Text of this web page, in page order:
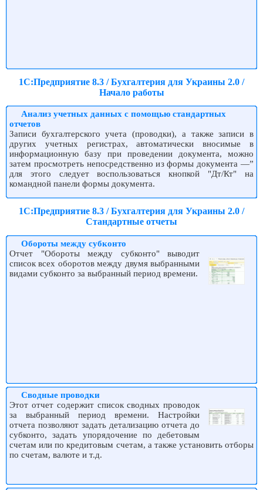
1С:Предприятие 8.3 / Бухгалтерия для Украины 2.0 /
Начало работы
Анализ учетных данных с помощью стандартных
отчетов
Записи бухгалтерского учета (проводки), а также записи в
других учетных регистрах, автоматически вносимые в
информационную базу при проведении документа, можно
затем просмотреть непосредственно из формы документа —”
для этого следует воспользоваться кнопкой "Дт/Кт" на
командной панели формы документа.
1С:Предприятие 8.3 / Бухгалтерия для Украины 2.0 /
Стандартные отчеты
Обороты между субконто
Отчет "Обороты между субконто" выводит
список всех оборотов между двумя выбранными
видами субконто за выбранный период времени.
Сводные проводки
Этот отчет содержит список сводных проводок
за выбранный период времени. Настройки
отчета позволяют задать детализацию отчета до
субконто, задать упорядочение по дебетовым
счетам или по кредитовым счетам, а также установить отборы
по счетам, валюте и т.д.